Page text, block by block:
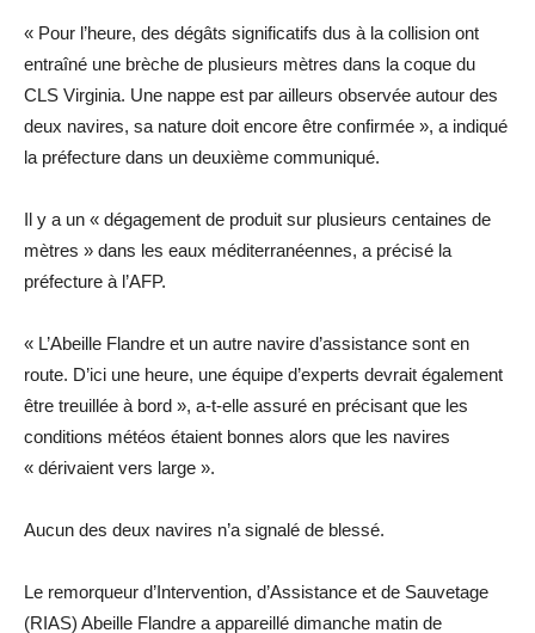
« Pour l’heure, des dégâts significatifs dus à la collision ont
entraîné une brèche de plusieurs mètres dans la coque du
CLS Virginia. Une nappe est par ailleurs observée autour des
deux navires, sa nature doit encore être confirmée », a indiqué
la préfecture dans un deuxième communiqué.
Il y a un « dégagement de produit sur plusieurs centaines de
mètres » dans les eaux méditerranéennes, a précisé la
préfecture à l’AFP.
« L’Abeille Flandre et un autre navire d’assistance sont en
route. D’ici une heure, une équipe d’experts devrait également
être treuillée à bord », a-t-elle assuré en précisant que les
conditions météos étaient bonnes alors que les navires
« dérivaient vers large ».
Aucun des deux navires n’a signalé de blessé.
Le remorqueur d’Intervention, d’Assistance et de Sauvetage
(RIAS) Abeille Flandre a appareillé dimanche matin de